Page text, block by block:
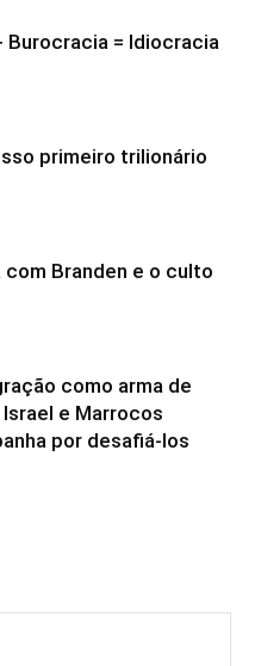
Burocracia = Idiocracia
primeiro trilionário
com Branden e o culto
como arma de
e Marrocos
por desafiá-los